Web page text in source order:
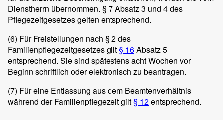
Dienstherrn übernommen. § 7 Absatz 3 und 4 des
Pflegezeitgesetzes gelten entsprechend.
(6) Für Freistellungen nach § 2 des
Familienpflegezeitgesetzes gilt§ 16Absatz 5
entsprechend. Sie sind spätestens acht Wochen vor
Beginn schriftlich oder elektronisch zu beantragen.
(7) Für eine Entlassung aus dem Beamtenverhältnis
während der Familienpflegezeit gilt§ 12entsprechend.